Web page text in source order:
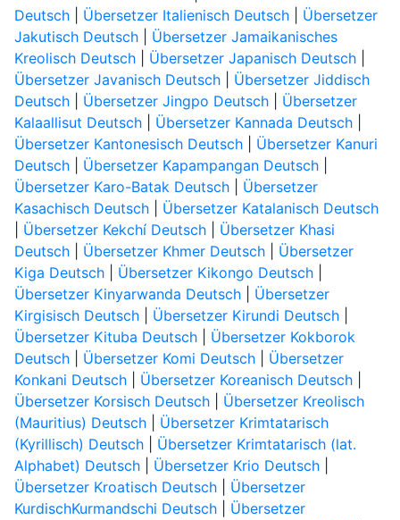
Deutsch| Übersetzer Italienisch Deutsch| Übersetzer
Jakutisch Deutsch| Übersetzer Jamaikanisches
Kreolisch Deutsch| Übersetzer Japanisch Deutsch|
Übersetzer Javanisch Deutsch| Übersetzer Jiddisch
Deutsch| Übersetzer Jingpo Deutsch| Übersetzer
Kalaallisut Deutsch| Übersetzer Kannada Deutsch|
Übersetzer Kantonesisch Deutsch| Übersetzer Kanuri
Deutsch| Übersetzer Kapampangan Deutsch|
Übersetzer Karo-Batak Deutsch| Übersetzer
Kasachisch Deutsch| Übersetzer Katalanisch Deutsch
Übersetzer Kekchí Deutsch| Übersetzer Khasi
Deutsch| Übersetzer Khmer Deutsch| Übersetzer
Kiga Deutsch| Übersetzer Kikongo Deutsch|
Übersetzer Kinyarwanda Deutsch| Übersetzer
Kirgisisch Deutsch| Übersetzer Kirundi Deutsch|
Übersetzer Kituba Deutsch| Übersetzer Kokborok
Deutsch| Übersetzer Komi Deutsch| Übersetzer
Konkani Deutsch| Übersetzer Koreanisch Deutsch|
Übersetzer Korsisch Deutsch| Übersetzer Kreolisch
(Mauritius) Deutsch| Übersetzer Krimtatarisch
(Kyrillisch) Deutsch| Übersetzer Krimtatarisch (lat.
Alphabet) Deutsch| Übersetzer Krio Deutsch|
Übersetzer Kroatisch Deutsch| Übersetzer
KurdischKurmandschi Deutsch| Übersetzer